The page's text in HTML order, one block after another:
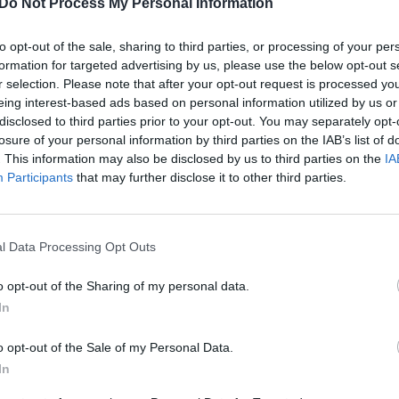
Do Not Process My Personal Information
opt-out of the sale, sharing to third parties, or processing of your
for targeted advertising by us, please use the below opt-out
selection. Please note that after your opt-out request is processed
interest-based ads based on personal information utilized by us
to third parties prior to your opt-out. You may separately
of your personal information by third parties on the IAB’s list of
This information may also be disclosed by us to third parties on the
Participants that may further disclose it to other third parties.
Data Processing Opt Outs
opt-out of the Sharing of my personal data.
opt-out of the Sale of my Personal Data.
Valstijose ir patekę į žurnalo „DJ
DJ‘ų šimtuką, „Bassjackers“ dar
kaip viena įdomiausių elektroninės
šis duetas prisijungė prie įspūdingos
žvaigždžių rinktinės“, – sako
Nation Lietuva“ atstovas Deividas
m. pradžioje, kada DJ‘us Marlonas
Hilstas nusprendė sujungti savo
kūrinys „Beat Cut“
– jį savo pasirodymuose
house muzikos atstovas Fedde le